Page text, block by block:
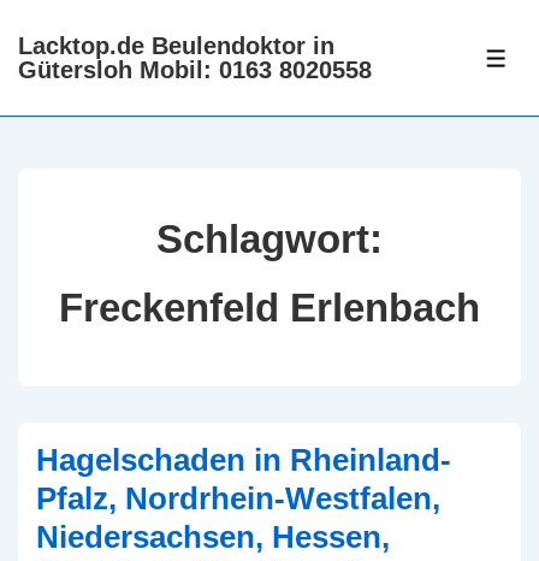
Zum
Inhalt
Lacktop.de Beulendoktor in
Gütersloh Mobil: 0163 8020558
Schlagwort:
Freckenfeld Erlenbach
Hagelschaden in Rheinland-
Pfalz, Nordrhein-Westfalen,
Niedersachsen, Hessen,